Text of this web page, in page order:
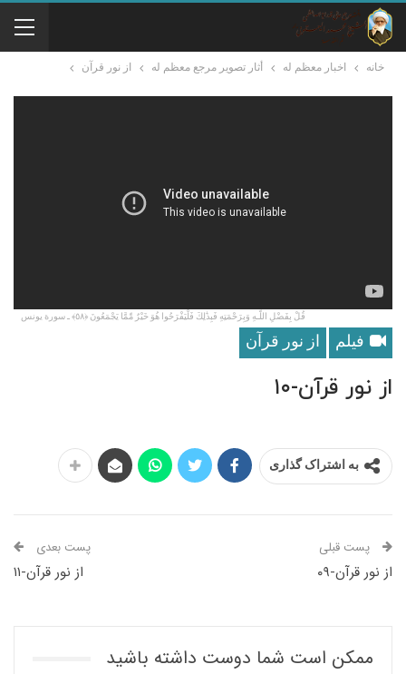
خانه اخبار معظم له أثار تصوير مرجع معظم له از نور قرآن
قُلْ بِفَضْلِ اللَّـهِ وَبِرَحْمَتِهِ فَبِذَٰلِكَ فَلْيَفْرَحُوا هُوَ خَيْرٌ مِّمَّا يَجْمَعُونَ ﴿٥٨﴾ ـ سورة يونس
فیلم از نور قرآن
از نور قرآن-۱۰
به اشتراک گذاری
پست قبلی
از نور قرآن-۰۹
پست بعدی
از نور قرآن-۱۱
ممکن است شما دوست داشته باشید